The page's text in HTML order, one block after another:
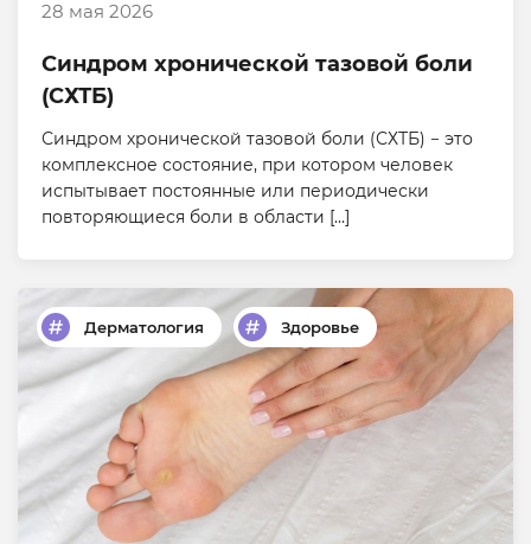
28 мая 2026
Синдром хронической тазовой боли
(СХТБ)
Синдром хронической тазовой боли (СХТБ) − это
комплексное состояние, при котором человек
испытывает постоянные или периодически
повторяющиеся боли в области […]
Дерматология Здоровье